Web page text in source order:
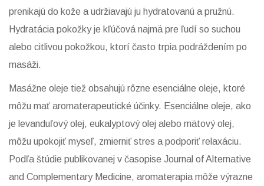
prenikajú do kože a udržiavajú ju hydratovanú a pružnú.
Hydratácia pokožky je kľúčová najmä pre ľudí so suchou
alebo citlivou pokožkou, ktorí často trpia podráždením po
masáži.
Masážne oleje tiež obsahujú rôzne esenciálne oleje, ktoré
môžu mať aromaterapeutické účinky. Esenciálne oleje, ako
je levanduľový olej, eukalyptový olej alebo mätový olej,
môžu upokojiť myseľ, zmierniť stres a podporiť relaxáciu.
Podľa štúdie publikovanej v časopise Journal of Alternative
and Complementary Medicine, aromaterapia môže výrazne